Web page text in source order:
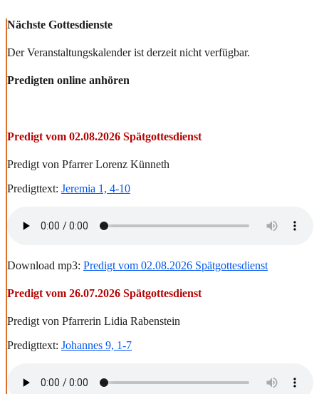
Nächste Gottesdienste
Der Veranstaltungskalender ist derzeit nicht verfügbar.
Predigten online anhören
Predigt vom 02.08.2026 Spätgottesdienst
Predigt von Pfarrer Lorenz Künneth
Predigttext: Jeremia 1, 4-10
Download mp3: Predigt vom 02.08.2026 Spätgottesdienst
Predigt vom 26.07.2026 Spätgottesdienst
Predigt von Pfarrerin Lidia Rabenstein
Predigttext: Johannes 9, 1-7